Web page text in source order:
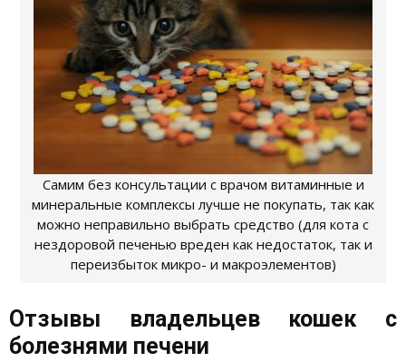
Самим без консультации с врачом витаминные и
минеральные комплексы лучше не покупать, так как
можно неправильно выбрать средство (для кота с
нездоровой печенью вреден как недостаток, так и
переизбыток микро- и макроэлементов)
Отзывы владельцев кошек с
болезнями печени